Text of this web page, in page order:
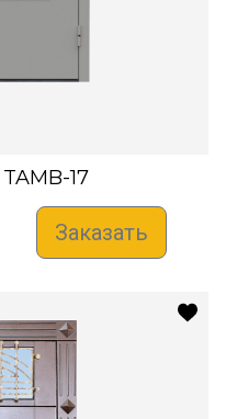
TAMB-17
Заказать